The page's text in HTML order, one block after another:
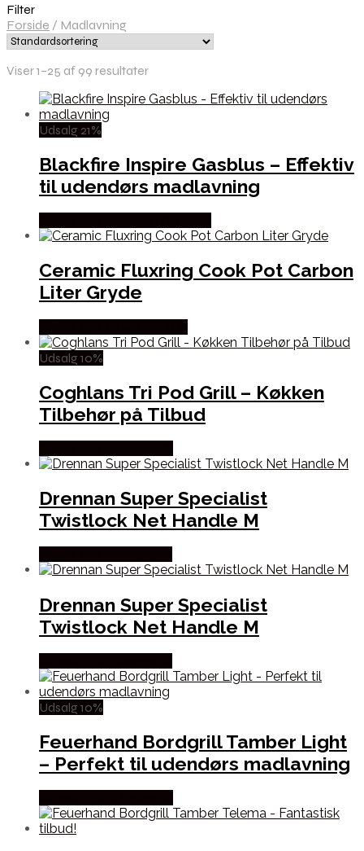
Filter
Forside / Madlavning
Viser 1–25 af 99 resultater
Udsalg 21%
Blackfire Inspire Gasblus – Effektiv
til udendørs madlavning
Ceramic Fluxring Cook Pot Carbon
Liter Gryde
Udsalg 10%
Coghlans Tri Pod Grill – Køkken
Tilbehør på Tilbud
Drennan Super Specialist
Twistlock Net Handle M
Drennan Super Specialist
Twistlock Net Handle M
Udsalg 10%
Feuerhand Bordgrill Tamber Light
– Perfekt til udendørs madlavning